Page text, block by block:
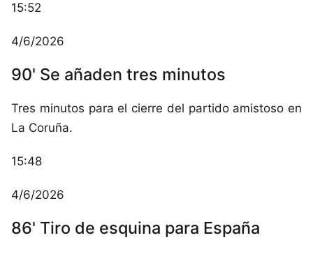
15:52
4/6/2026
90' Se añaden tres minutos
Tres minutos para el cierre del partido amistoso en
La Coruña.
15:48
4/6/2026
86' Tiro de esquina para España